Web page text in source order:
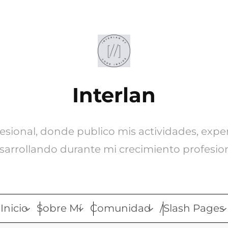
Interlan
donde publico mis actividades,
durante mi crecimiento
Inicio Sobre Mí Comunidad /Slash Pages